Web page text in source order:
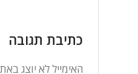
כתיבת תגובה
האימייל לא יוצג